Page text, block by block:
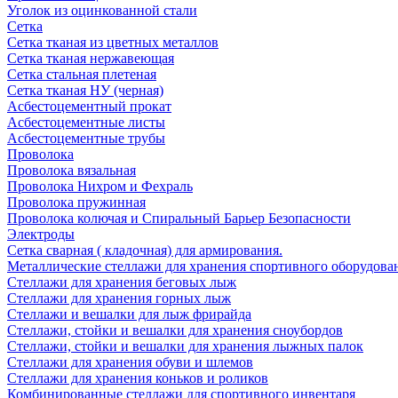
Уголок из оцинкованной стали
Сетка
Сетка тканая из цветных металлов
Сетка тканая нержавеющая
Сетка стальная плетеная
Сетка тканая НУ (черная)
Асбестоцементный прокат
Асбестоцементные листы
Асбестоцементные трубы
Проволока
Проволока вязальная
Проволока Нихром и Фехраль
Проволока пружинная
Проволока колючая и Спиральный Барьер Безопасности
Электроды
Сетка сварная ( кладочная) для армирования.
Металлические стеллажи для хранения спортивного
Стеллажи для хранения беговых лыж
Стеллажи для хранения горных лыж
Стеллажи и вешалки для лыж фрирайда
Стеллажи, стойки и вешалки для хранения сноубордов
Стеллажи, стойки и вешалки для хранения лыжных палок
Стеллажи для хранения обуви и шлемов
Стеллажи для хранения коньков и роликов
Комбинированные стеллажи для спортивного инвентаря